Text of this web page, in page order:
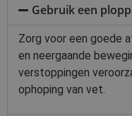
Gebruik een
Zorg voor een goede
en neergaande
verstoppingen
ophoping van vet.